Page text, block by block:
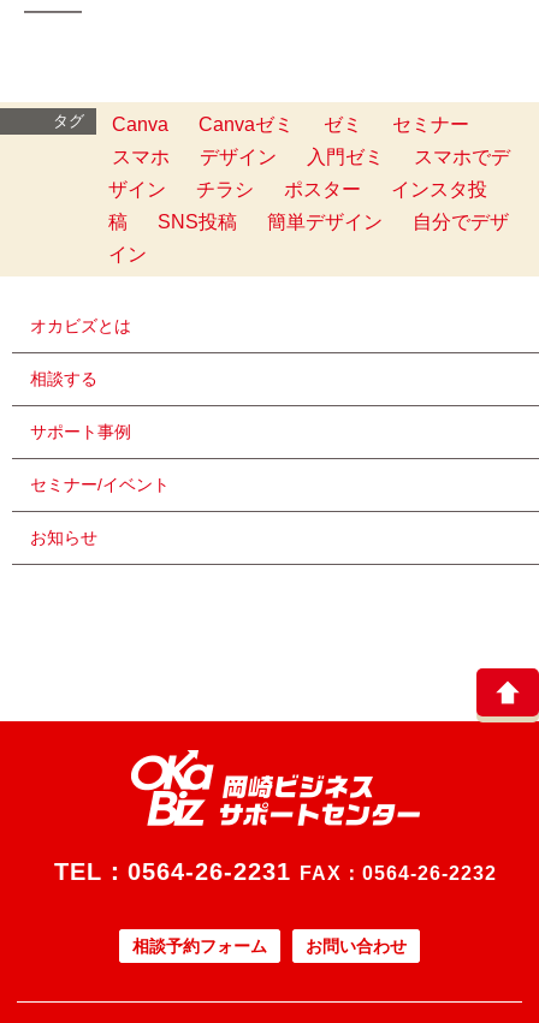
━━━
タグ Canva Canvaゼミ ゼミ
セミナー
スマホ
デザイン 入門ゼミ
スマホでデ
ザイン
チラシ ポスター
インスタ投
稿
SNS投稿 簡単デザイン
自分でデザ
イン
オカビズとは
相談する
サポート事例
セミナー/イベント
お知らせ
TEL： 0564-26-2231 FAX：0564-26-2232
相談予約フォーム お問い合わせ